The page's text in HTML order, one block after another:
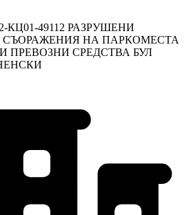
КЦ01-49112 РАЗРУШЕНИ
НА ПАРКОМЕСТА
ПРЕВОЗНИ СРЕДСТВА БУЛ